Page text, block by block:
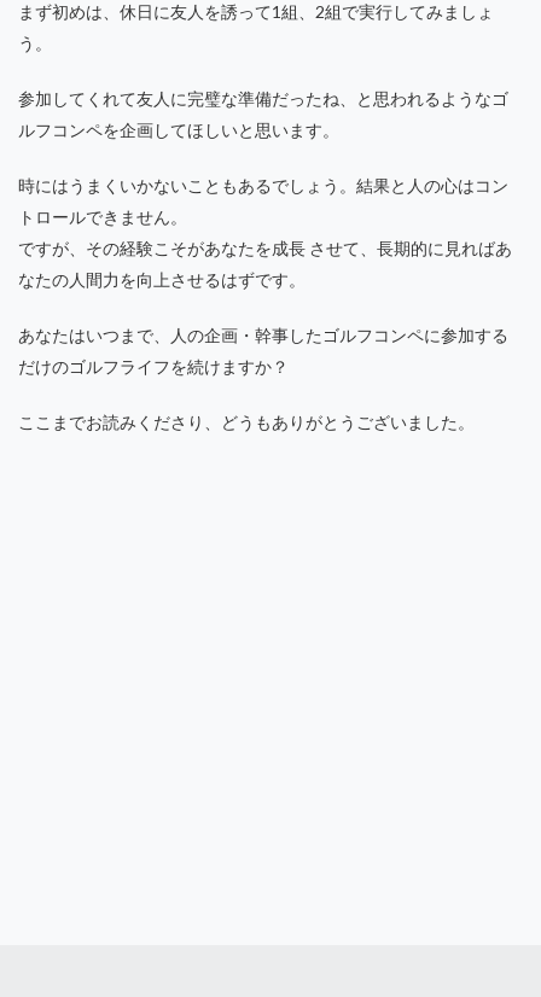
まず初めは、休日に友人を誘って1組、2組で実行してみましょ
う。
参加してくれて友人に完璧な準備だったね、と思われるようなゴ
ルフコンペを企画してほしいと思います。
時にはうまくいかないこともあるでしょう。結果と人の心はコン
トロールできません。
ですが、その経験こそがあなたを成長 させて、長期的に見ればあ
なたの人間力を向上させるはずです。
あなたはいつまで、人の企画・幹事したゴルフコンペに参加する
だけのゴルフライフを続けますか？
ここまでお読みくださり、どうもありがとうございました。